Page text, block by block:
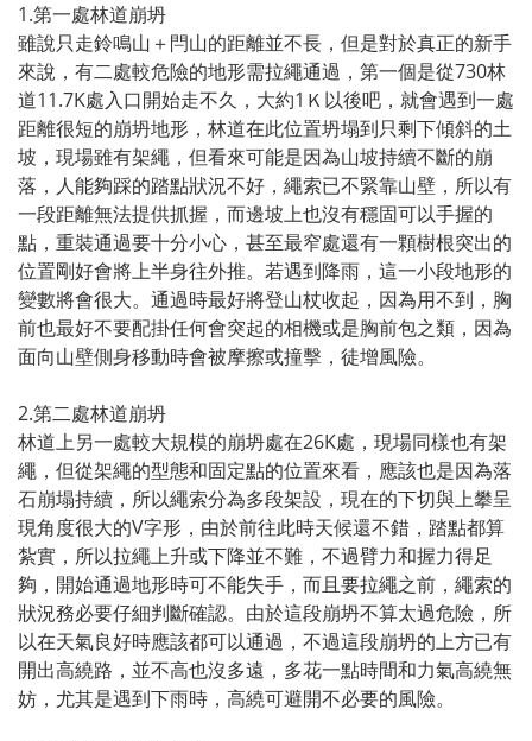
1.第一處林道崩坍
雖說只走鈴鳴山＋閂山的距離並不長，但是對於真正的新手
來說，有二處較危險的地形需拉繩通過，第一個是從730林
道11.7K處入口開始走不久，大約1Ｋ以後吧，就會遇到一處
距離很短的崩坍地形，林道在此位置坍塌到只剩下傾斜的土
坡，現場雖有架繩，但看來可能是因為山坡持續不斷的崩
落，人能夠踩的踏點狀況不好，繩索已不緊靠山壁，所以有
一段距離無法提供抓握，而邊坡上也沒有穩固可以手握的
點，重裝通過要十分小心，甚至最窄處還有一顆樹根突出的
位置剛好會將上半身往外推。若遇到降雨，這一小段地形的
變數將會很大。通過時最好將登山杖收起，因為用不到，胸
前也最好不要配掛任何會突起的相機或是胸前包之類，因為
面向山壁側身移動時會被摩擦或撞擊，徒增風險。
2.第二處林道崩坍
林道上另一處較大規模的崩坍處在26K處，現場同樣也有架
繩，但從架繩的型態和固定點的位置來看，應該也是因為落
石崩塌持續，所以繩索分為多段架設，現在的下切與上攀呈
現角度很大的V字形，由於前往此時天候還不錯，踏點都算
紮實，所以拉繩上升或下降並不難，不過臂力和握力得足
夠，開始通過地形時可不能失手，而且要拉繩之前，繩索的
狀況務必要仔細判斷確認。由於這段崩坍不算太過危險，所
以在天氣良好時應該都可以通過，不過這段崩坍的上方已有
開出高繞路，並不高也沒多遠，多花一點時間和力氣高繞無
妨，尤其是遇到下雨時，高繞可避開不必要的風險。